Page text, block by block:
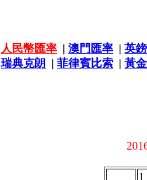
人民幣匯率 | 澳門匯率 | 英
瑞典克朗 | 菲律賓比索 | 黃
1